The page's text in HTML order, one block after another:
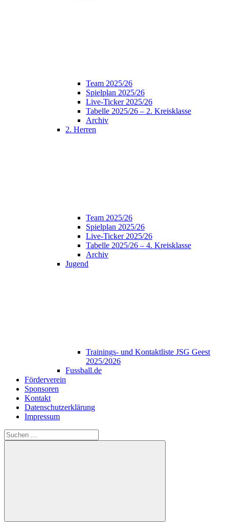
Team 2025/26
Spielplan 2025/26
Live-Ticker 2025/26
Tabelle 2025/26 – 2. Kreisklasse
Archiv
2. Herren
Team 2025/26
Spielplan 2025/26
Live-Ticker 2025/26
Tabelle 2025/26 – 4. Kreisklasse
Archiv
Jugend
Trainings- und Kontaktliste JSG Geest
2025/2026
Fussball.de
Förderverein
Sponsoren
Kontakt
Datenschutzerklärung
Impressum
Suchen
nach:
Suchen